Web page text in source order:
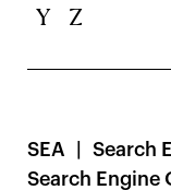
Y
Z
SEA
Search
Search Engine